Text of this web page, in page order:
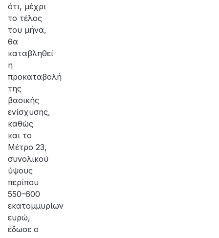
ότι, μέχρι
το τέλος
του μήνα,
θα
καταβληθεί
η
προκαταβολή
της
βασικής
ενίσχυσης,
καθώς
και το
Μέτρο 23,
συνολικού
ύψους
περίπου
550–600
εκατομμυρίων
ευρώ,
έδωσε ο